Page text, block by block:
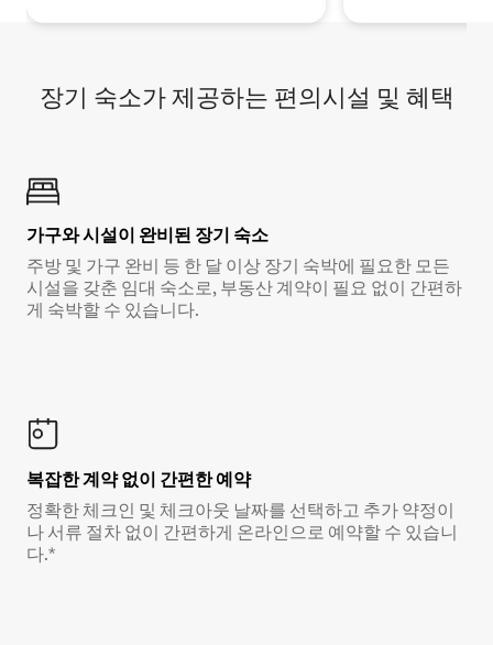
장기 숙소가 제공하는 편의시설 및 혜택
가구와 시설이 완비된 장기 숙소
주방 및 가구 완비 등 한 달 이상 장기 숙박에 필요한 모든
시설을 갖춘 임대 숙소로, 부동산 계약이 필요 없이 간편하
게 숙박할 수 있습니다.
복잡한 계약 없이 간편한 예약
정확한 체크인 및 체크아웃 날짜를 선택하고 추가 약정이
나 서류 절차 없이 간편하게 온라인으로 예약할 수 있습니
다.*